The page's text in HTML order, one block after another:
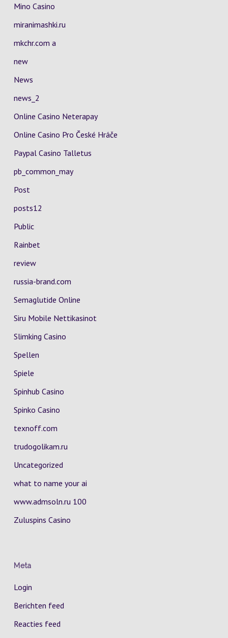
Mino Casino
miranimashki.ru
mkchr.com a
new
News
news_2
Online Casino Neterapay
Online Casino Pro České Hráče
Paypal Casino Talletus
pb_common_may
Post
posts12
Public
Rainbet
review
russia-brand.com
Semaglutide Online
Siru Mobile Nettikasinot
Slimking Casino
Spellen
Spiele
Spinhub Casino
Spinko Casino
texnoff.com
trudogolikam.ru
Uncategorized
what to name your ai
www.admsoln.ru 100
Zuluspins Casino
Meta
Login
Berichten feed
Reacties feed